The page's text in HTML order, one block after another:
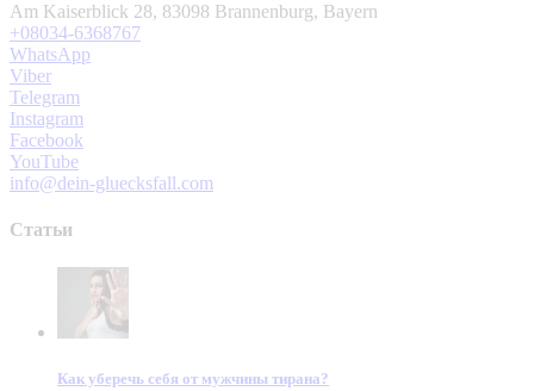
Am Kaiserblick 28, 83098 Brannenburg, Bayern
+08034-6368767
WhatsApp
Viber
Telegram
Instagram
Facebook
YouTube
info@dein-gluecksfall.com
Статьи
Как уберечь себя от мужчины тирана?